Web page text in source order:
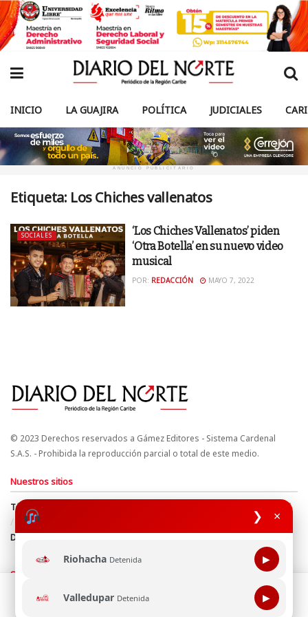
❯ ×
Riohacha Detenida ▶
Valledupar Detenida ▶
INICIO LA GUAJIRA POLÍTICA JUDICIALES
ANUNCIO PUBLICITARIO
Etiqueta: Los Chiches vallenatos
SOCIALES
‘Los Chiches Vallenatos’ piden
‘Otra Botella’ en su nuevo video
musical
POR: REDACCIÓN MAYO 7, 2022
© 2023 Derechos reservados a Gámez Editores - Sistema Cardenal
S.A.S. - Prohibida la reproducción parcial o total de este medio.
Nuestros sitios
Términos y Condiciones
Derechos de Autor y Propiedad Intelectual
Política de uso de cookies
Política de Tratamiento de Datos
Directrices Editoriales
Síguenos
Esta página web usa cookie para mejorar tu experiencia de
navegación, al continuar aceptas nuestra política de uso de